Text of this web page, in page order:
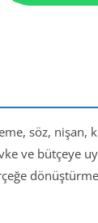
söz,
ve bütçeye